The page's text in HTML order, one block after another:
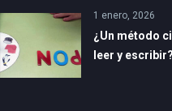
1 enero, 2026
¿Un método
leer y escribir?